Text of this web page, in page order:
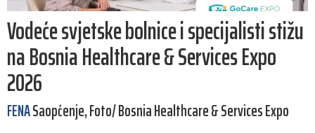
Vodeće svjetske bolnice i specijalisti stižu
na Bosnia Healthcare & Services Expo
2026
FENASaopćenje, Foto/ Bosnia Healthcare & Services Expo